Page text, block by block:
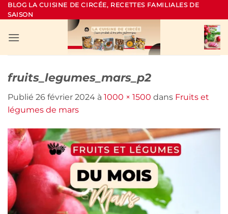
Passer
au
BLOG LA CUISINE DE CIRCÉE, RECETTES FAMILIALES DE
SAISON
fruits_legumes_mars_p2
Publié 26 février 2024 à 1000 × 1500 dans Fruits et
légumes de mars